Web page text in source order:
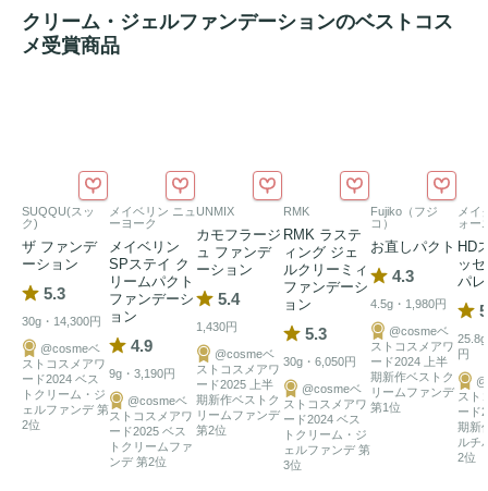
クリーム・ジェルファンデーションのベストコス
メ受賞商品
SUQQU(スッ
ク)
ザ ファンデ
ーション
5.3
30g・14,300円
@cosmeベ
ストコスメアワ
ード2024 ベス
トクリーム・ジ
ェルファンデ 第
2位
メイベリン ニュ
ーヨーク
メイベリン
SPステイ ク
リームパクト
ファンデーシ
ョン
4.9
9g・3,190円
@cosmeベ
ストコスメアワ
ード2025 ベス
トクリームファ
ンデ 第2位
UNMIX
カモフラージ
ュ ファンデ
ーション
5.4
1,430円
@cosmeベ
ストコスメアワ
ード2025 上半
期新作ベストク
リームファンデ
第2位
RMK
RMK ラステ
ィング ジェ
ルクリーミィ
ファンデーシ
ョン
5.3
30g・6,050円
@cosmeベ
ストコスメアワ
ード2024 ベス
トクリーム・ジ
ェルファンデ 第
3位
Fujiko（フジ
コ）
お直しパクト
4.3
4.5g・1,980円
@cosmeベ
ストコスメアワ
ード2024 上半
期新作ベストク
リームファンデ
第1位
メイ
ォー
HD
ッ
パ
円
スト
ード
期新
ルチ
2位